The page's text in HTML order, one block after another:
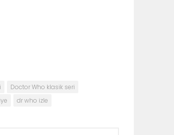
Doctor Who klasik seri
dr who izle